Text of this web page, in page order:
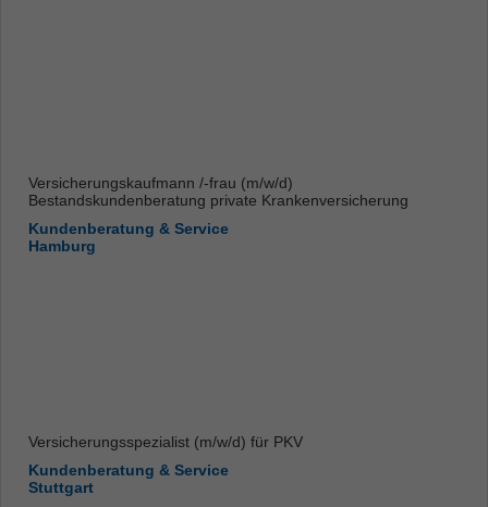
Versicherungskaufmann /-frau (m/w/d)
Bestandskundenberatung private Krankenversicherung
Kundenberatung & Service
Hamburg
Versicherungsspezialist (m/w/d) für PKV
Kundenberatung & Service
Stuttgart